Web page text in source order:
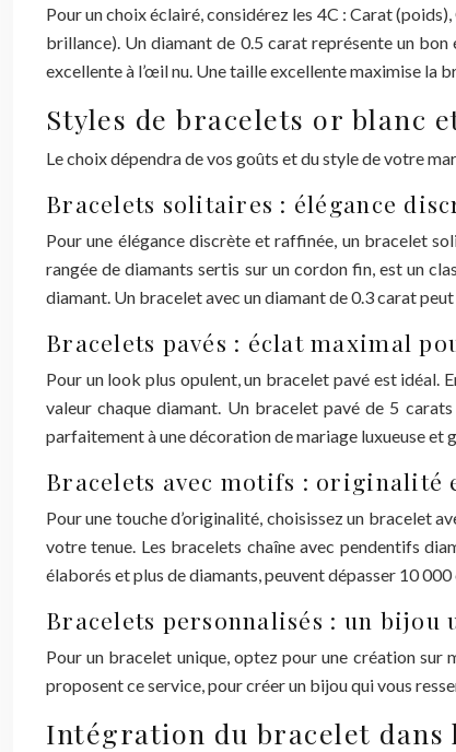
Pour un choix éclairé, considérez les 4C : Carat
brillance). Un diamant de 0.5 carat représente un
excellente à l’œil nu. Une taille excellente maximise la
Styles de bracelets or blanc
Le choix dépendra de vos goûts et du style de votre
Bracelets solitaires : élégance
Pour une élégance discrète et raffinée, un bracelet
rangée de diamants sertis sur un cordon fin, est un
diamant. Un bracelet avec un diamant de 0.3 carat
Bracelets pavés : éclat maximal
Pour un look plus opulent, un bracelet pavé est idéal.
valeur chaque diamant. Un bracelet pavé de 5
parfaitement à une décoration de mariage luxueuse et
Bracelets avec motifs : originalité
Pour une touche d’originalité, choisissez un bracelet
votre tenue. Les bracelets chaîne avec pendentifs
élaborés et plus de diamants, peuvent dépasser 10 000
Bracelets personnalisés : un bijou
Pour un bracelet unique, optez pour une création
proposent ce service, pour créer un bijou qui vous
Intégration du bracelet dans